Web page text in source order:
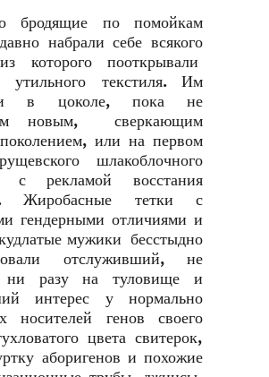
бродящие по помойкам
набрали себе всякого
которого пооткрывали
утильного текстиля. Им
в цоколе, пока не
новым, сверкающим
или на первом
шлакоблочного
с рекламой восстания
Жиробасные тетки с
гендерными отличиями и
мужики бесстыдно
отслуживший, не
ни разу на туловище и
интерес у нормально
носителей генов своего
цвета свитерок,
аборигенов и похожие